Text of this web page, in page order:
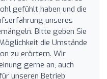
gefühlt haben und die
unseres
Bitte geben Sie
die Umstände
zu erörtern. Wir
gerne an, auch
unseren Betrieb